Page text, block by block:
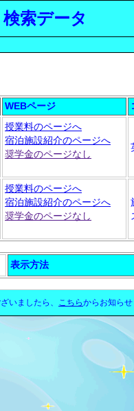
索データ
WEBページ
授業料のページへ
宿泊施設紹介のページへ
奨学金のページなし
授業料のページへ
宿泊施設紹介のページへ
奨学金のページなし
表示方法
いましたら、 こちらからお知らせ